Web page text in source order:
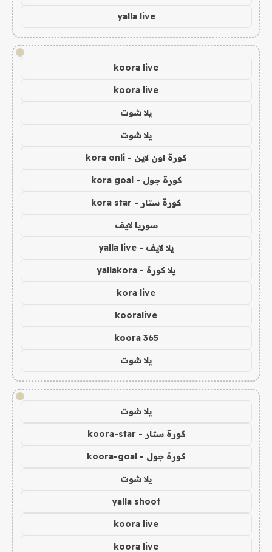
yalla live
!
koora live
koora live
يلا شوت
يلا شوت
كورة اون لاين - kora onli
كورة جول - kora goal
كورة ستار - kora star
سوريا لايف
يلا لايف - yalla live
يلا كورة - yallakora
kora live
kooralive
koora 365
يلا شوت
!
يلا شوت
كورة ستار - koora-star
كورة جول - koora-goal
يلا شوت
yalla shoot
koora live
koora live